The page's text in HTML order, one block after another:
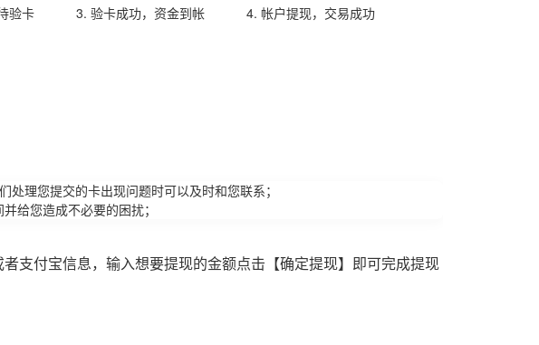
验卡 3. 验卡成功，资金到帐 4. 帐户提现，交易成功
理您提交的卡出现问题时可以及时和您联系；
给您造成不必要的困扰；
支付宝信息，输入想要提现的金额点击【确定提现】即可完成提现